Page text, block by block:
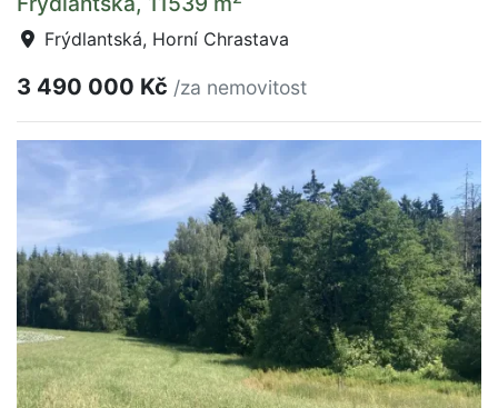
Frýdlantská, Horní Chrastava
3 490 000 Kč /za nemovitost